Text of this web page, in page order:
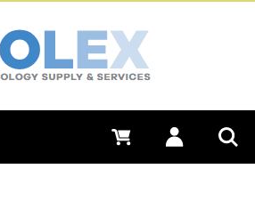
Prihlásiť sa
0 €